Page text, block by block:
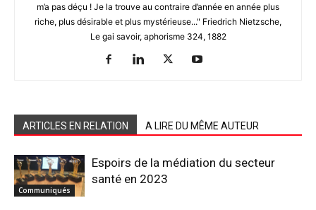
m’a pas déçu ! Je la trouve au contraire d’année en année plus
riche, plus désirable et plus mystérieuse..." Friedrich Nietzsche,
Le gai savoir, aphorisme 324, 1882
ARTICLES EN RELATION A LIRE DU MÊME AUTEUR
Communiqués
Espoirs de la médiation du secteur
santé en 2023